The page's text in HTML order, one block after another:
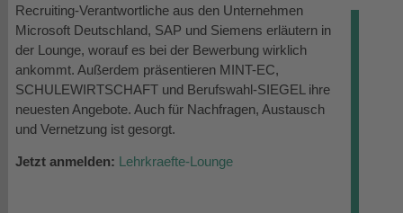
Recruiting-Verantwortliche aus den Unternehmen
Microsoft Deutschland, SAP und Siemens erläutern in
der Lounge, worauf es bei der Bewerbung wirklich
ankommt. Außerdem präsentieren MINT-EC,
SCHULEWIRTSCHAFT und Berufswahl-SIEGEL ihre
neuesten Angebote. Auch für Nachfragen, Austausch
und Vernetzung ist gesorgt.
Jetzt anmelden: Lehrkraefte-Lounge